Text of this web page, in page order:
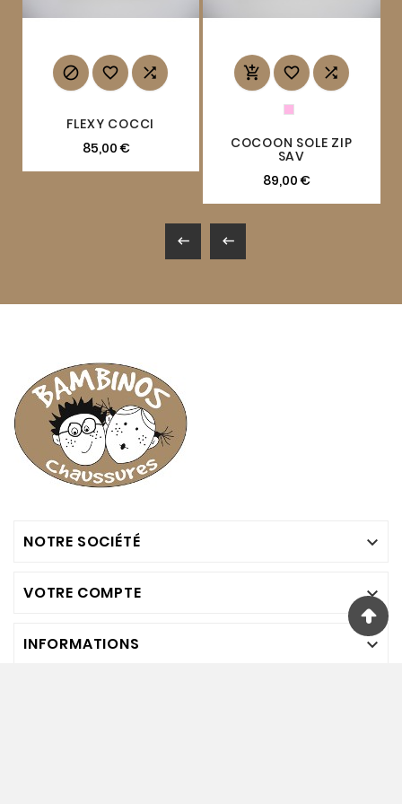
  
FLEXY COCCI
85,00 €
  
COCOON SOLE ZIP
SAV
89,00 €
 
NOTRE SOCIÉTÉ 
VOTRE COMPTE 
INFORMATIONS 